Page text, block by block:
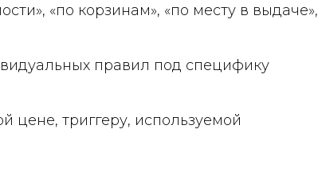
«по корзинам», «по месту в выдаче»,
правил под специфику
цене, триггеру, используемой